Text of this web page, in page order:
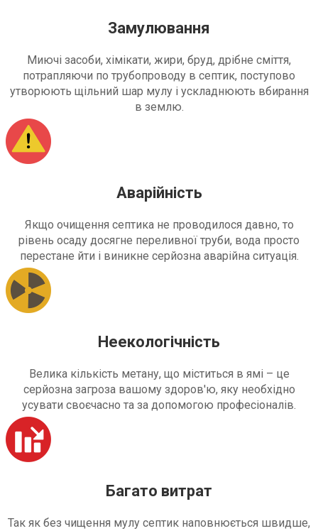
Замулювання
Миючі засоби, хімікати, жири, бруд, дрібне сміття,
потрапляючи по трубопроводу в септик, поступово
утворюють щільний шар мулу і ускладнюють вбирання
в землю.
Аварійність
Якщо очищення септика не проводилося давно, то
рівень осаду досягне переливної труби, вода просто
перестане йти і виникне серйозна аварійна ситуація.
Неекологічність
Велика кількість метану, що міститься в ямі – це
серйозна загроза вашому здоров'ю, яку необхідно
усувати своєчасно та за допомогою професіоналів.
Багато витрат
Так як без чищення мулу септик наповнюється швидше,